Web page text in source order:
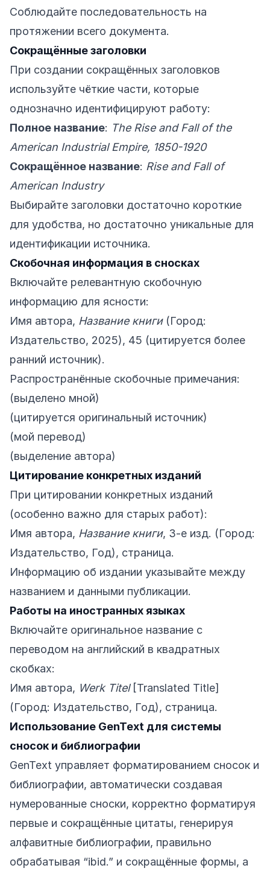
Соблюдайте последовательность на
протяжении всего документа.
Сокращённые заголовки
При создании сокращённых заголовков
используйте чёткие части, которые
однозначно идентифицируют работу:
Полное название: The Rise and Fall of the
American Industrial Empire, 1850-1920
Сокращённое название: Rise and Fall of
American Industry
Выбирайте заголовки достаточно короткие
для удобства, но достаточно уникальные для
идентификации источника.
Скобочная информация в сносках
Включайте релевантную скобочную
информацию для ясности:
Имя автора, Название книги(Город:
Издательство, 2025), 45 (цитируется более
ранний источник).
Распространённые скобочные примечания:
(выделено мной)
(цитируется оригинальный источник)
(мой перевод)
(выделение автора)
Цитирование конкретных изданий
При цитировании конкретных изданий
(особенно важно для старых работ):
Имя автора, Название книги, 3-е изд. (Город:
Издательство, Год), страница.
Информацию об издании указывайте между
названием и данными публикации.
Работы на иностранных языках
Включайте оригинальное название с
переводом на английский в квадратных
скобках:
Имя автора, Werk Titel[Translated Title]
(Город: Издательство, Год), страница.
Использование GenText для системы
сносок и библиографии
GenText управляет форматированием сносок и
библиографии, автоматически создавая
нумерованные сноски, корректно форматируя
первые и сокращённые цитаты, генерируя
алфавитные библиографии, правильно
обрабатывая “ibid.” и сокращённые формы, а